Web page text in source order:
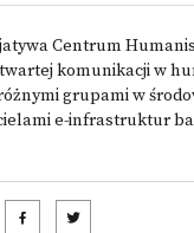
Centrum
komunikacji w
grupami w
e-infrastruktur